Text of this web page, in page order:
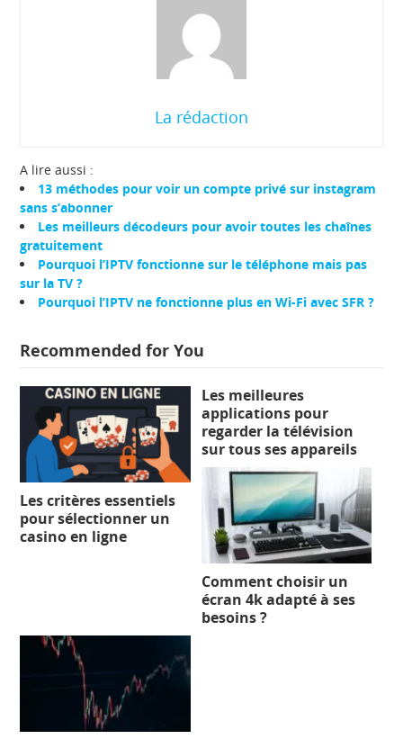
La rédaction
A lire aussi :
13 méthodes pour voir un compte privé sur instagram
sans s’abonner
Les meilleurs décodeurs pour avoir toutes les chaînes
gratuitement
Pourquoi l’IPTV fonctionne sur le téléphone mais pas
sur la TV ?
Pourquoi l’IPTV ne fonctionne plus en Wi-Fi avec SFR ?
Recommended for You
Les critères essentiels
pour sélectionner un
casino en ligne
Les meilleures
applications pour
regarder la télévision
sur tous ses appareils
Comment choisir un
écran 4k adapté à ses
besoins ?